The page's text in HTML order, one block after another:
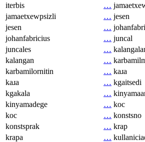
iterbis
…
jamaetxewpsizli
… jesen
jesen
…
johanfabricius
… juncal
juncales
…
kalangan
…
karbamilornitin
… kaɹa
kaɹa
… kgaitsedi
kgakala
…
kinyamadege
… koc
koc
… konstsno
konstsprak
… krap
krapa
…